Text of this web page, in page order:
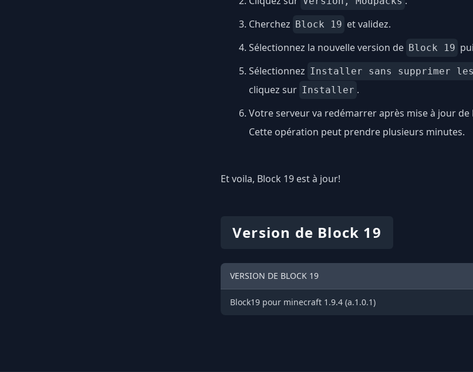
Cherchez
Block 19 et validez.
Sélectionnez la nouvelle version de Block 19
Sélectionnez Installer sans supprimer
cliquez sur Installer .
Votre serveur va redémarrer après mise à jour de
Cette opération peut prendre plusieurs minutes.
Et voila, Block 19 est à jour!
Version de Block 19
VERSION DE BLOCK 19
Block19 pour minecraft 1.9.4 (a.1.0.1)